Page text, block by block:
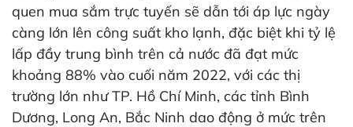
quen mua sắm trực tuyến sẽ dẫn tới áp lực ngày
càng lớn lên công suất kho lạnh, đặc biệt khi tỷ lệ
lấp đầy trung bình trên cả nước đã đạt mức
khoảng 88% vào cuối năm 2022, với các thị
trường lớn như TP. Hồ Chí Minh, các tỉnh Bình
Dương, Long An, Bắc Ninh dao động ở mức trên